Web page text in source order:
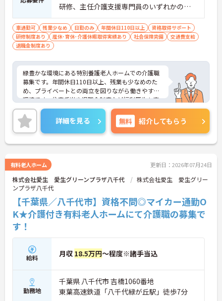
研修、主任介護支援専門員のいずれかの資
格をお持ちの方
車通勤可 残業少なめ 日勤のみ 年間休日110日以上
資格取得サポート
研修制度あり
産休･育休･介護休暇取得実績あり 社会保険完備
交通費支給
退職金制度あり
緑豊かな環境にある特別養護老人ホームでの介護職
募集です。年間休日110日以上、残業も少なめのた
め、プライベートとの両立を図りながら働きやすい
環境です。住宅手当や退職金制度など福利厚生も充
実しており、ご利用者様に寄り添った介護を実践し
たい方におすすめの求人です。
《おすすめポイント》
★無理なく長く働きやすい勤務環境です
・年間休日110日以上
・住宅手当あり
★地域福祉を支える法人運営の施設です
・特別養護老人ホームを中心に複数事業を展開
・地域に根差した福祉サービスを提供
・安定した法人基盤あり
★利用者様とじっくり関われる環境です
・特別養護老人ホームでの介護業務全般
・生活支援を中心とした介護を実践
・退職金制度あり
・確定拠出年金制度あり
・各種社会保険完備
詳細を見る 無料 紹介してもらう
有料老人ホーム 更新日：2026年07月24日
株式会社愛生 愛生グリーンプラザ八千代
株式会社愛生 愛生グリー
ンプラザ八千代
【千葉県／八千代市】資格不問◎マイカー通勤O
K★介護付き有料老人ホームにて介護職の募集で
す！
給料 月収 18.5万円～程度※諸手当込
勤務地
千葉県 八千代市 吉橋1060番地
東葉高速鉄道「八千代緑が丘駅」徒歩7分